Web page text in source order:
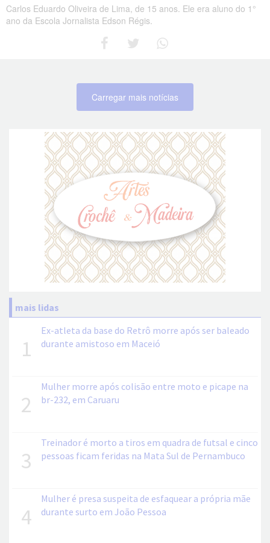
Carlos Eduardo Oliveira de Lima, de 15 anos. Ele era aluno do 1°
ano da Escola Jornalista Edson Régis.
Carregar mais notícias
mais lidas
1
Ex-atleta da base do Retrô morre após ser baleado
durante amistoso em Maceió
2
Mulher morre após colisão entre moto e picape na
br-232, em Caruaru
3
Treinador é morto a tiros em quadra de futsal e cinco
pessoas ficam feridas na Mata Sul de Pernambuco
4
Mulher é presa suspeita de esfaquear a própria mãe
durante surto em João Pessoa